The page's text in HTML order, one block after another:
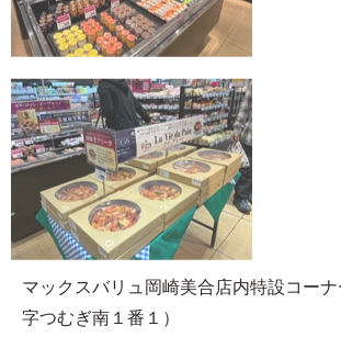
マックスバリュ岡崎美合店内特設コー
字つむぎ南１番１）